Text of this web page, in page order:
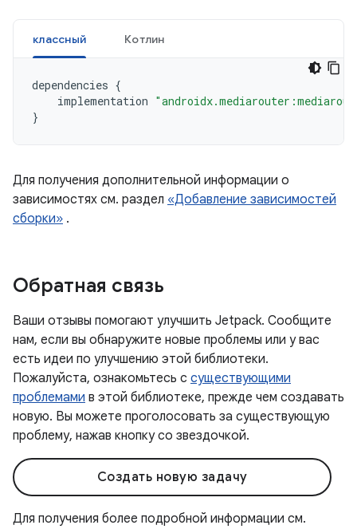
классный Котлин
dependencies {
implementation
}
Для получения дополнительной информации о
зависимостях см. раздел «Добавление зависимостей
сборки» .
Обратная связь
Ваши отзывы помогают улучшить Jetpack. Сообщите
нам, если вы обнаружите новые проблемы или у вас
есть идеи по улучшению этой библиотеки.
Пожалуйста, ознакомьтесь с существующими
проблемами в этой библиотеке, прежде чем создавать
новую. Вы можете проголосовать за существующую
проблему, нажав кнопку со звездочкой.
Создать новую задачу
Для получения более подробной информации см.